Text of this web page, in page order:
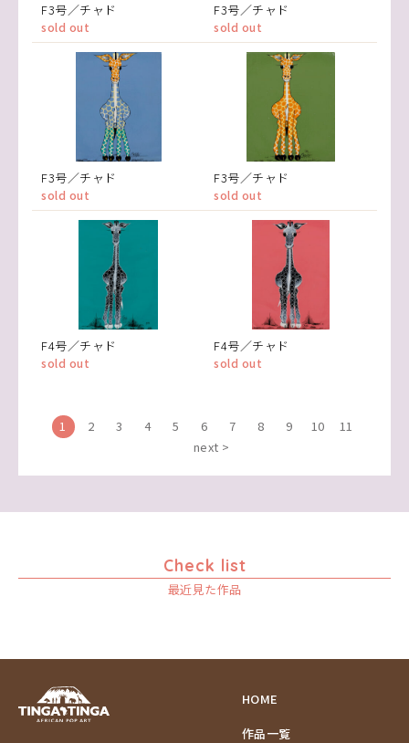
F3号／チャド
sold out
F3号／チャド
sold out
F3号／チャド
sold out
F3号／チャド
sold out
F4号／チャド
sold out
F4号／チャド
sold out
1 2 3 4 5 6 7 8 9 10
11
next >
Check list
最近見た作品
HOME
作品一覧